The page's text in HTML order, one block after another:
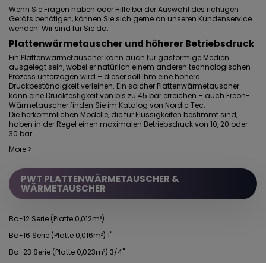
Wenn Sie Fragen haben oder Hilfe bei der Auswahl des richtigen
Geräts benötigen, können Sie sich gerne an unseren Kundenservice
wenden. Wir sind für Sie da.
Plattenwärmetauscher und höherer Betriebsdruck
Ein Plattenwärmetauscher kann auch für gasförmige Medien
ausgelegt sein, wobei er natürlich einem anderen technologischen
Prozess unterzogen wird – dieser soll ihm eine höhere
Druckbeständigkeit verleihen. Ein solcher Plattenwärmetauscher
kann eine Druckfestigkeit von bis zu 45 bar erreichen – auch Freon-
Wärmetauscherfinden Sie im Katalog von Nordic Tec.
Die herkömmlichen Modelle, die für Flüssigkeiten bestimmt sind,
haben in der Regel einen maximalen Betriebsdruck von 10, 20 oder
30 bar.
More >
PWT PLATTENWÄRMETAUSCHER &
WÄRMETAUSCHER
Ba-12 Serie (Platte 0,012m²)
Ba-16 Serie (Platte 0,016m²) 1"
Ba-23 Serie (Platte 0,023m²) 3/4"